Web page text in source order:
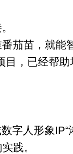
茄苗，就能
，已经帮助
字人形象IP“
践。